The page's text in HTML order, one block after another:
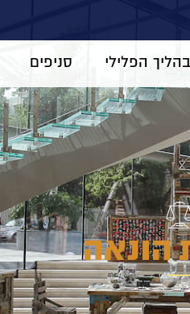
הפלילי סניפים
הונאה